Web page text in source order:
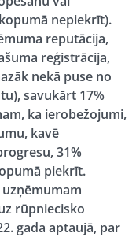
nepiekrīt).
reputācija,
reģistrācija,
nekā puse no
savukārt 17%
ka ierobežojumi,
kavē
31%
piekrīt.
rūpniecisko
gada aptaujā, par